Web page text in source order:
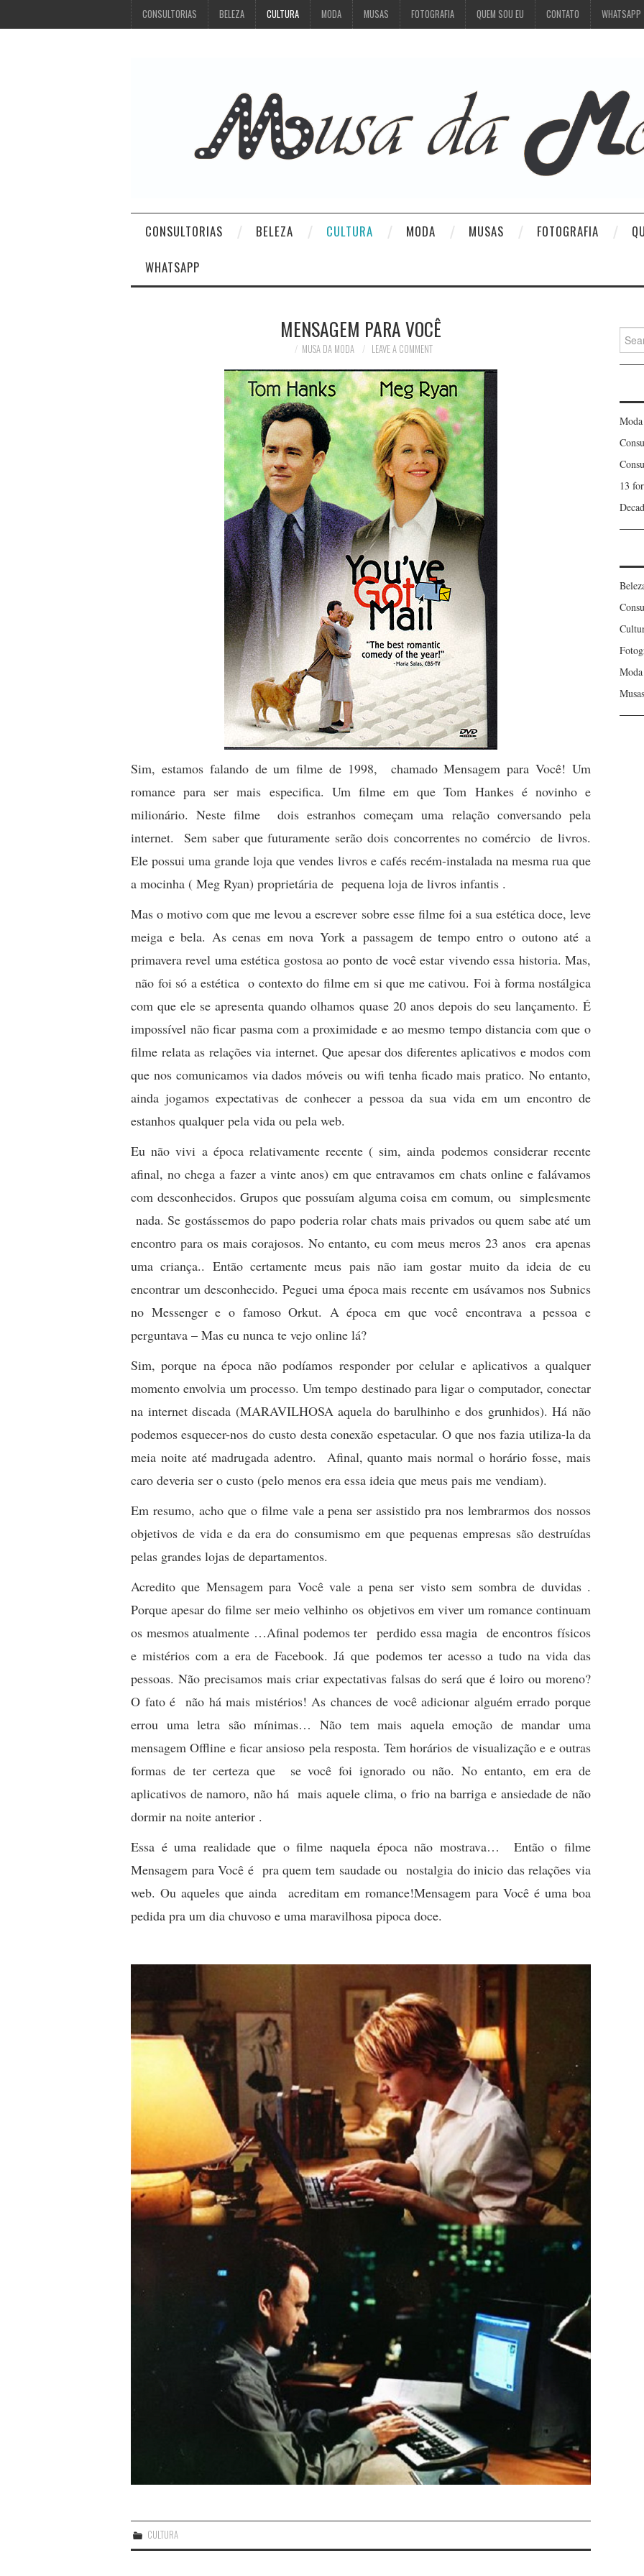
CONSULTORIAS BELEZA CULTURA MODA MUSAS FOTOGRAFIA QUEM SOU EU CONTATO WHATSAPP
CONSULTORIAS BELEZA CULTURA MODA MUSAS FOTOGRAFIA
WHATSAPP
MENSAGEM PARA VOCÊ
MUSA DA MODA LEAVE A COMMENT
Sim, estamos falando de um filme de 1998, chamado Mensagem para Você! Um
romance para ser mais especifica. Um filme em que Tom Hankes é novinho e
milionário. Neste filme dois estranhos começam uma relação conversando pela
internet. Sem saber que futuramente serão dois concorrentes no comércio de livros.
Ele possui uma grande loja que vendes livros e cafés recém-instalada na mesma rua que
a mocinha ( Meg Ryan) proprietária de pequena loja de livros infantis .
Mas o motivo com que me levou a escrever sobre esse filme foi a sua estética doce, leve
meiga e bela. As cenas em nova York a passagem de tempo entro o outono até a
primavera revel uma estética gostosa ao ponto de você estar vivendo essa historia. Mas,
não foi só a estética o contexto do filme em si que me cativou. Foi à forma nostálgica
com que ele se apresenta quando olhamos quase 20 anos depois do seu lançamento. É
impossível não ficar pasma com a proximidade e ao mesmo tempo distancia com que o
filme relata as relações via internet. Que apesar dos diferentes aplicativos e modos com
que nos comunicamos via dados móveis ou wifi tenha ficado mais pratico. No entanto,
ainda jogamos expectativas de conhecer a pessoa da sua vida em um encontro de
estanhos qualquer pela vida ou pela web.
Eu não vivi a época relativamente recente ( sim, ainda podemos considerar recente
afinal, no chega a fazer a vinte anos) em que entravamos em chats online e falávamos
com desconhecidos. Grupos que possuíam alguma coisa em comum, ou simplesmente
nada. Se gostássemos do papo poderia rolar chats mais privados ou quem sabe até um
encontro para os mais corajosos. No entanto, eu com meus meros 23 anos era apenas
uma criança.. Então certamente meus pais não iam gostar muito da ideia de eu
encontrar um desconhecido. Peguei uma época mais recente em usávamos nos Subnics
no Messenger e o famoso Orkut. A época em que você encontrava a pessoa e
perguntava – Mas eu nunca te vejo online lá?
Sim, porque na época não podíamos responder por celular e aplicativos a qualquer
momento envolvia um processo. Um tempo destinado para ligar o computador, conectar
na internet discada (MARAVILHOSA aquela do barulhinho e dos grunhidos). Há não
podemos esquecer-nos do custo desta conexão espetacular. O que nos fazia utiliza-la da
meia noite até madrugada adentro. Afinal, quanto mais normal o horário fosse, mais
caro deveria ser o custo (pelo menos era essa ideia que meus pais me vendiam).
Em resumo, acho que o filme vale a pena ser assistido pra nos lembrarmos dos nossos
objetivos de vida e da era do consumismo em que pequenas empresas são destruídas
pelas grandes lojas de departamentos.
Acredito que Mensagem para Você vale a pena ser visto sem sombra de duvidas .
Porque apesar do filme ser meio velhinho os objetivos em viver um romance continuam
os mesmos atualmente …Afinal podemos ter perdido essa magia de encontros físicos
e mistérios com a era de Facebook. Já que podemos ter acesso a tudo na vida das
pessoas. Não precisamos mais criar expectativas falsas do será que é loiro ou moreno?
O fato é não há mais mistérios! As chances de você adicionar alguém errado porque
errou uma letra são mínimas… Não tem mais aquela emoção de mandar uma
mensagem Offline e ficar ansioso pela resposta. Tem horários de visualização e e outras
formas de ter certeza que se você foi ignorado ou não. No entanto, em era de
aplicativos de namoro, não há mais aquele clima, o frio na barriga e ansiedade de não
dormir na noite anterior .
Essa é uma realidade que o filme naquela época não mostrava… Então o filme
Mensagem para Você é pra quem tem saudade ou nostalgia do inicio das relações via
web. Ou aqueles que ainda acreditam em romance!Mensagem para Você é uma boa
pedida pra um dia chuvoso e uma maravilhosa pipoca doce.
CULTURA
Search
for:
13
Moda
Musas